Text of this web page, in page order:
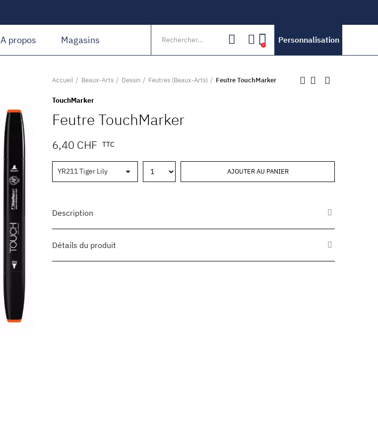
A propos Magasins 0
Personnalisation
Accueil Beaux-Arts Dessin Feutres (Beaux-Arts) Feutre TouchMarker
TouchMarker
Feutre TouchMarker
6,40 CHF TTC
AJOUTER AU PANIER
Description
Détails du produit